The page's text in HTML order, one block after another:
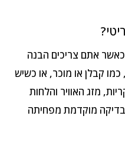
כאשר אתם צריכים הבנה
קבלן או מוכר, או כשיש
מזג האוויר והלחות
בדיקה מוקדמת מפחיתה